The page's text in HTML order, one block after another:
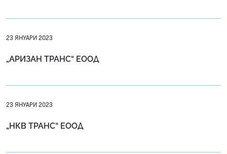
23 ЯНУАРИ 2023
„АРИЗАН ТРАНС“ ЕООД
23 ЯНУАРИ 2023
„НКВ ТРАНС“ ЕООД